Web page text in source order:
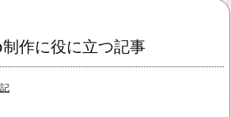
作に役に立つ記事